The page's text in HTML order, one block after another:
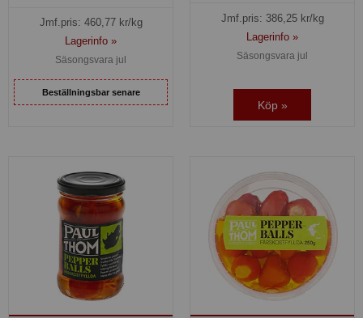
Jmf.pris: 460,77kr/kg
Lagerinfo »
Säsongsvara jul
Beställningsbar senare
Jmf.pris: 386,25kr/kg
Lagerinfo »
Säsongsvara jul
Köp »